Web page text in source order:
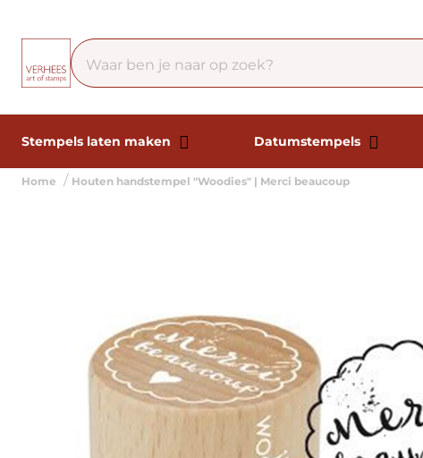
Stempels laten maken Datumstempels
Home Houten handstempel "Woodies" | Merci beaucoup